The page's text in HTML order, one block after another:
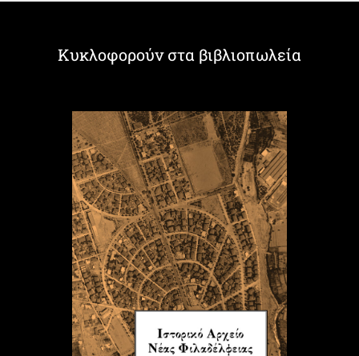
Κυκλοφορούν στα βιβλιοπωλεία